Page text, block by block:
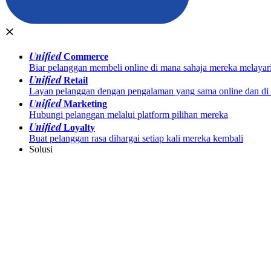
UnifiedCommerce
Biar pelanggan membeli online di mana sahaja mereka melayari
UnifiedRetail
Layan pelanggan dengan pengalaman yang sama online dan
UnifiedMarketing
Hubungi pelanggan melalui platform pilihan mereka
UnifiedLoyalty
Buat pelanggan rasa dihargai setiap kali mereka kembali
Solusi